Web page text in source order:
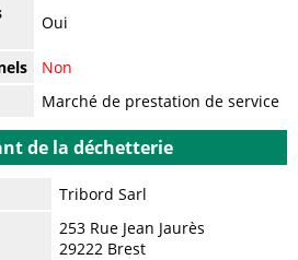
Oui
Non
Marché de prestation de service
de la déchetterie
Tribord Sarl
253 Rue Jean Jaurès
29222 Brest